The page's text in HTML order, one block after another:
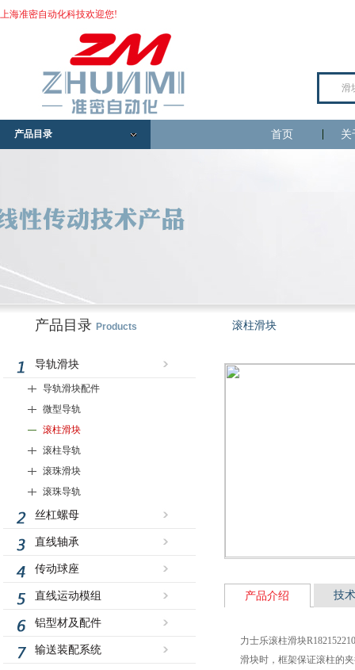
上海准密自动化科技欢迎您!
产品目录 首页 关
产品目录 Products
导轨滑块
导轨滑块配件
微型导轨
滚柱滑块
滚柱导轨
滚珠滑块
滚珠导轨
丝杠螺母
直线轴承
传动球座
直线运动模组
铝型材及配件
输送装配系统
滚柱滑块
产品介绍 技
力士乐滚柱滑块
滑块时，框架保证滚柱的